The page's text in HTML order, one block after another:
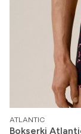
PRODUCENT
ATLANTIC
Bokserki